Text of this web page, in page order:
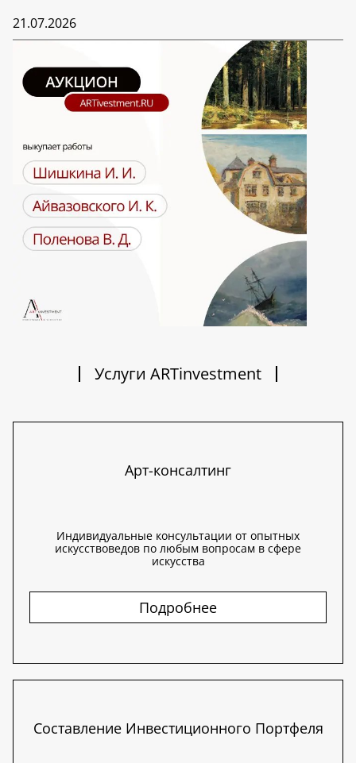
21.07.2026
Услуги ARTinvestment
Арт-консалтинг
Индивидуальные консультации от опытных
искусствоведов по любым вопросам в сфере
искусства
Подробнее
Составление Инвестиционного Портфеля